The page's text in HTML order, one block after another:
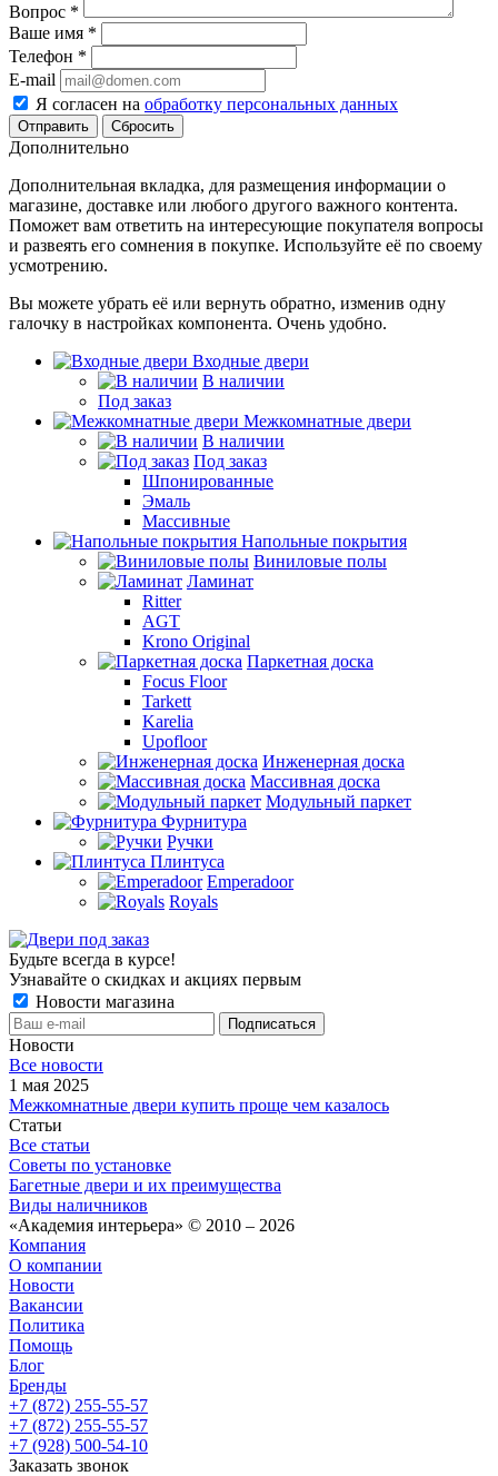
Вопрос *
Ваше имя *
Телефон *
E-mail
Я согласен на обработку персональных данных
Сбросить
Дополнительно
Дополнительная вкладка, для размещения информации о
магазине, доставке или любого другого важного контента.
Поможет вам ответить на интересующие покупателя вопросы
и развеять его сомнения в покупке. Используйте её по своему
усмотрению.
Вы можете убрать её или вернуть обратно, изменив одну
галочку в настройках компонента. Очень удобно.
Входные двери
В наличии
Под заказ
Межкомнатные двери
В наличии
Под заказ
Шпонированные
Эмаль
Массивные
Напольные покрытия
Виниловые полы
Ламинат
Ritter
AGT
Krono Original
Паркетная доска
Focus Floor
Tarkett
Karelia
Upofloor
Инженерная доска
Массивная доска
Модульный паркет
Фурнитура
Ручки
Плинтуса
Emperadoor
Royals
Будьте всегда в курсе!
Узнавайте о скидках и акциях первым
Новости магазина
Новости
Все новости
1 мая 2025
Межкомнатные двери купить проще чем казалось
Статьи
Все статьи
Советы по установке
Багетные двери и их преимущества
Виды наличников
«Академия интерьера» © 2010 – 2026
Компания
О компании
Новости
Вакансии
Политика
Помощь
Блог
Бренды
+7 (872) 255-55-57
+7 (872) 255-55-57
+7 (928) 500-54-10
Заказать звонок